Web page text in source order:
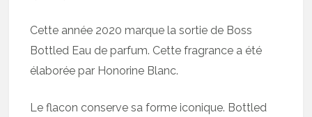
Cette année 2020 marque la sortie de Boss
Bottled Eau de parfum. Cette fragrance a été
élaborée par Honorine Blanc.
Le flacon conserve sa forme iconique. Bottled